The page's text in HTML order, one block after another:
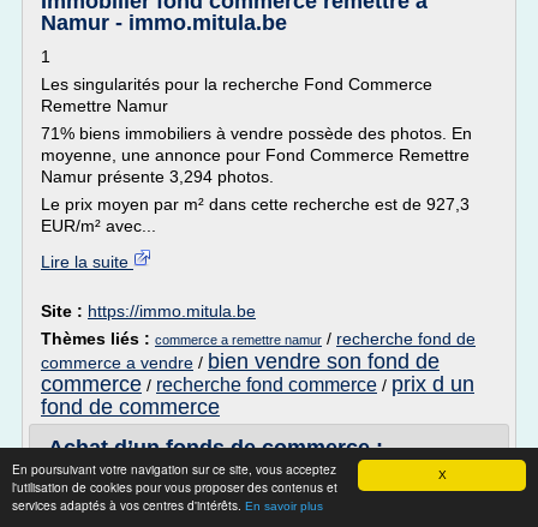
X
En poursuivant votre navigation sur ce site, vous acceptez
l'utilisation de cookies pour vous proposer des contenus et
services adaptés à vos centres d'intérêts. En savoir plus
Namur - immo.mitula.be
1
Les singularités pour la recherche Fond Commerce
Remettre Namur
71% biens immobiliers à vendre possède des photos. En
moyenne, une annonce pour Fond Commerce Remettre
Namur présente 3,294 photos.
Le prix moyen par m² dans cette recherche est de 927,3
EUR/m² avec...
Lire la suite
Site : https://immo.mitula.be
Thèmes liés : commerce a remettre namur / recherche fond de
commerce a vendre / bien vendre son fond de
commerce / recherche fond commerce / prix d un
fond de commerce
Achat d’un fonds de commerce :
obligations de l’acquéreur ...